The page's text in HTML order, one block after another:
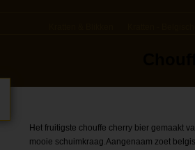
Het fruitigste chouffe cherry bier gemaakt
mooie schuimkraag.Aangenaam zoet